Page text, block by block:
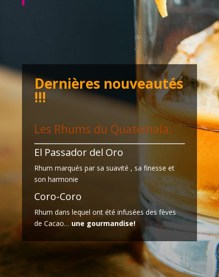
Dernières nouveautés
!!!
Les Rhums du Quatemala:
El Passador del Oro
Rhum marqués par sa suavité , sa finesse et
son harmonie
Coro-Coro
Rhum dans lequel ont été infusées des fèves
de Cacao… une gourmandise!